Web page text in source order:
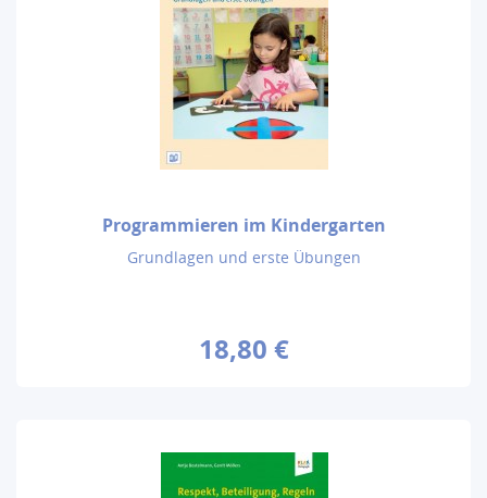
Programmieren im Kindergarten
Grundlagen und erste Übungen
18,80 €